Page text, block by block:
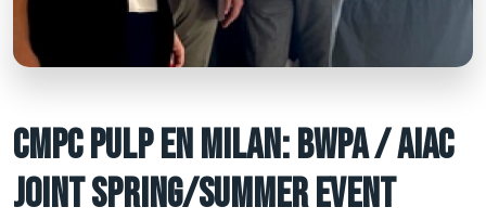
CMPC PULP EN MILAN: BWPA / AIAC
JOINT SPRING/SUMMER EVENT